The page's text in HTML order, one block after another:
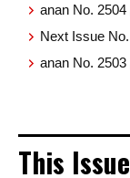
anan No.
Next Issue
anan No.
This Issue